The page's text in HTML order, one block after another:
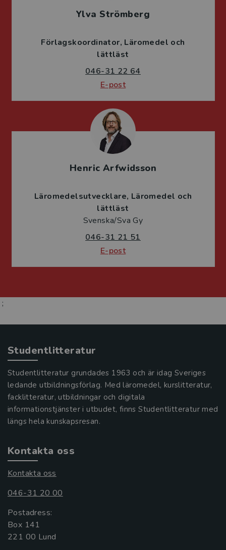
Ylva Strömberg
Förlagskoordinator Läromedel och
lättläst
046-31 22 64
E-post
Henric Arfwidsson
Läromedelsutvecklare Läromedel och
lättläst
Svenska/Sva Gy
046-31 21 51
E-post
;
Studentlitteratur
Studentlitteratur grundades 1963 och är idag Sveriges
ledande utbildningsförlag. Med läromedel, kurslitteratur,
facklitteratur, utbildningar och digitala
informationstjänster i utbudet, finns Studentlitteratur med
längs hela kunskapsresan.
Kontakta oss
Kontakta oss
046-31 20 00
Postadress:
Box 141
221 00 Lund